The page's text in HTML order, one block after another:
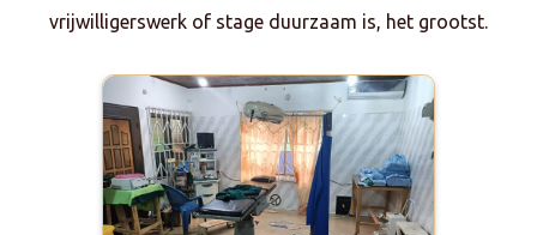
vrijwilligerswerk of stage duurzaam is, het grootst.